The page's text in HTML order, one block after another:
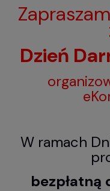
Dzień
W ramach
bezpłatną